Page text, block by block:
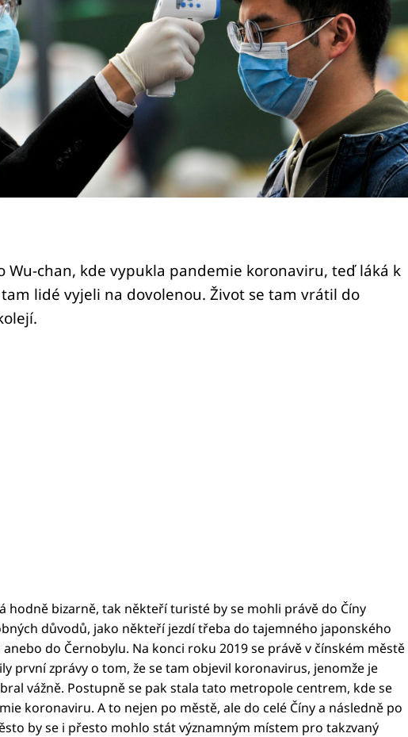
Wu-chan, kde vypukla pandemie koronaviru, teď láká k
lidé vyjeli na dovolenou. Život se tam vrátil do
hodně bizarně, tak někteří turisté by se mohli právě do Číny
důvodů, jako někteří jezdí třeba do tajemného japonského
anebo do Černobylu. Na konci roku 2019 se právě v čínském městě
první zprávy o tom, že se tam objevil koronavirus, jenomže je
vážně. Postupně se pak stala tato metropole centrem, kde se
koronaviru. A to nejen po městě, ale do celé Číny a následně po
by se i přesto mohlo stát významným místem pro takzvaný